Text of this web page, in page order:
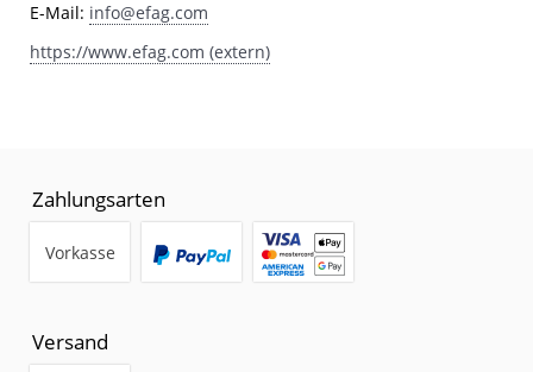
E-Mail: info@efag.com
https://www.efag.com (extern)
Zahlungsarten
Vorkasse
Versand